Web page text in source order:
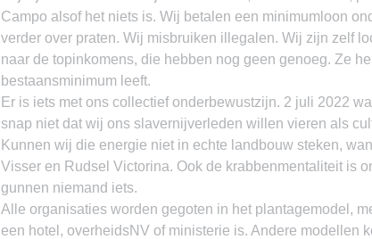
Campo alsof het niets is. Wij betalen een minimumloon
verder over praten. Wij misbruiken illegalen. Wij zijn zelf
naar de topinkomens, die hebben nog geen genoeg. Ze
bestaansminimum leeft.
Er is iets met ons collectief onderbewustzijn. 2 juli 2022
snap niet dat wij ons slavernijverleden willen vieren als
Kunnen wij die energie niet in echte landbouw steken,
Visser en Rudsel Victorina. Ook de krabbenmentaliteit is
gunnen niemand iets.
Alle organisaties worden gegoten in het plantagemodel,
een hotel, overheidsNV of ministerie is. Andere modellen